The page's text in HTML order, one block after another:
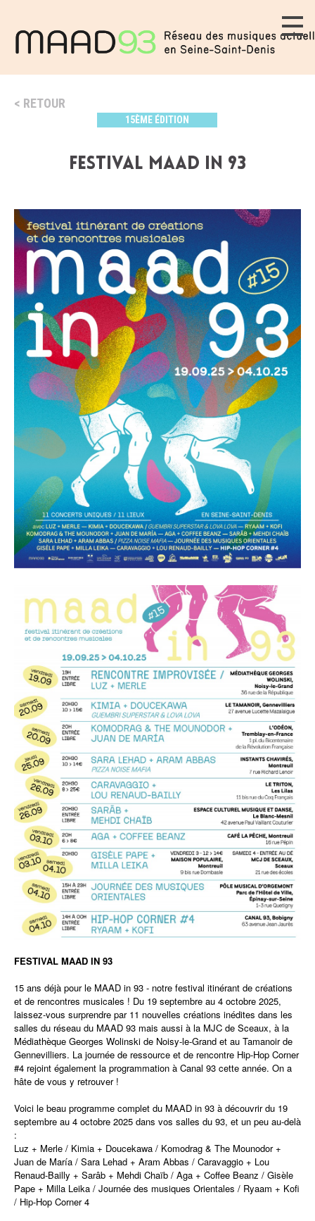
RETOUR
15ÈME ÉDITION
Festival MAAD IN 93
FESTIVAL MAAD IN 93
15 ans déjà pour le MAAD in 93 - notre festival itinérant de créations
et de rencontres musicales ! Du 19 septembre au 4 octobre 2025,
laissez-vous surprendre par 11 nouvelles créations inédites dans les
salles du réseau du MAAD 93 mais aussi à la MJC de Sceaux, à la
Médiathèque Georges Wolinski de Noisy-le-Grand et au Tamanoir de
Gennevilliers. La journée de ressource et de rencontre Hip-Hop Corner
#4 rejoint également la programmation à Canal 93 cette année. On a
hâte de vous y retrouver !
Voici le beau programme complet du MAAD in 93 à découvrir du 19
septembre au 4 octobre 2025 dans vos salles du 93, et un peu au-delà
:
Luz + Merle / Kimia + Doucekawa / Komodrag & The Mounodor +
Juan de María / Sara Lehad + Aram Abbas / Caravaggio + Lou
Renaud-Bailly + Sarâb + Mehdi Chaïb / Aga + Coffee Beanz / Gisèle
Pape + Milla Leika / Journée des musiques Orientales / Ryaam + Kofi
/ Hip-Hop Corner 4